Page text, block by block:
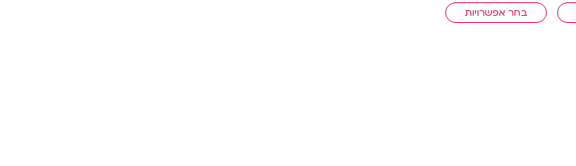
בחר אפשרויות